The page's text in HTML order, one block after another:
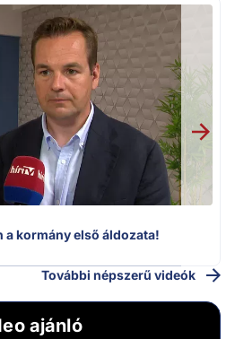
a kormány első áldozata!
További népszerű videók
ajánló